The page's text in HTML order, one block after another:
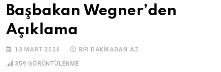
Başbakan Wegner’den
Açıklama
13 MART 2026 BIR DAKIKADAN AZ
359 GÖRÜNTÜLENME